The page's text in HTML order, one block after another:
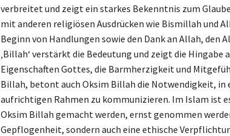
verbreitet und zeigt ein starkes Bekenntnis zum
mit anderen religiösen Ausdrücken wie Bismillah und
Beginn von Handlungen sowie den Dank an Allah, den
‚Billah‘ verstärkt die Bedeutung und zeigt die Hingabe
Eigenschaften Gottes, die Barmherzigkeit und
Billah, betont auch Oksim Billah die Notwendigkeit, in
aufrichtigen Rahmen zu kommunizieren. Im Islam ist
Oksim Billah gemacht werden, ernst genommen
Gepflogenheit, sondern auch eine ethische